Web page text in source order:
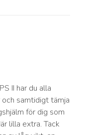
II har du alla
samtidigt tämja
för dig som
lilla extra. Tack